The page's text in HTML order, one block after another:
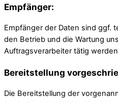
Empfänger:
Empfänger der Daten sind ggf.
den Betrieb und die Wartung
Auftragsverarbeiter tätig
Bereitstellung
Die Bereitstellung der